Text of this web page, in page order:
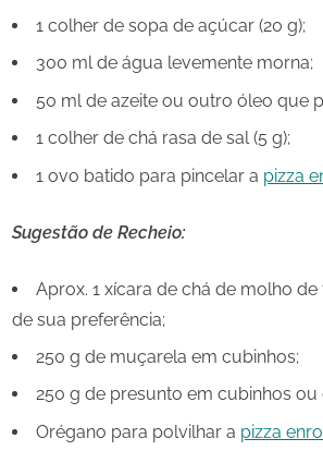
1 colher de sopa de açúcar (20 g);
300 ml de água levemente morna;
50 ml de azeite ou outro óleo que
1 colher de chá rasa de sal (5 g);
1 ovo batido para pincelar a pizza
Sugestão de Recheio:
Aprox. 1 xícara de chá de molho
de sua preferência;
250 g de muçarela em cubinhos;
250 g de presunto em cubinhos
Orégano para polvilhar a pizza